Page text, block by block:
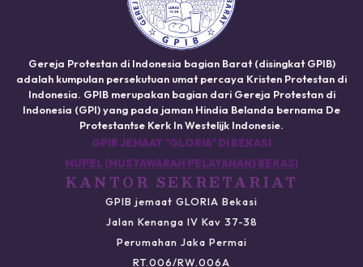
Gereja Protestan di Indonesia bagian Barat (disingkat GPIB)
adalah kumpulan persekutuan umat percaya Kristen Protestan di
Indonesia. GPIB merupakan bagian dari Gereja Protestan di
Indonesia (GPI) yang pada jaman Hindia Belanda bernama De
Protestantse Kerk In Westelijk Indonesie.
GPIB JEMAAT "GLORIA" DI BEKASI
MUPEL (MUSYAWARAH PELAYANAN) BEKASI
KANTOR SEKRETARIAT
GPIB jemaat GLORIA Bekasi
Jalan Kenanga IV Kav 37-38
Perumahan Jaka Permai
RT.006/RW.006A